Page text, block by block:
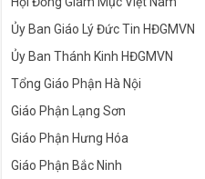
Ủy Ban Giáo Lý Đức Tin HĐGMVN
Ủy Ban Thánh Kinh HĐGMVN
Tổng Giáo Phận Hà Nội
Giáo Phận Lạng Sơn
Giáo Phận Hưng Hóa
Giáo Phận Bắc Ninh